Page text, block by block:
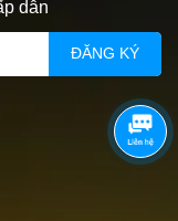
dẫn
ĐĂNG KÝ